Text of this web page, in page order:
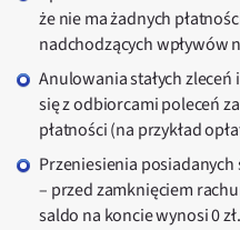
że nie ma żadnych
nadchodzących wpływów
Anulowania stałych
się z odbiorcami poleceń
płatności (na przykład
Przeniesienia
– przed zamknięciem
saldo na koncie wynosi 0 zł.